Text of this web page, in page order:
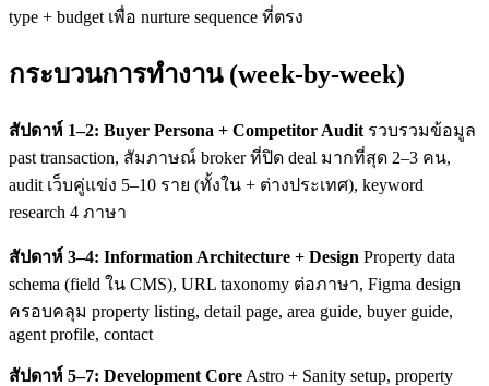
type + budget เพื่อ nurture sequence ที่ตรง
กระบวนการทำงาน (week-by-week)
สัปดาห์ 1–2: Buyer Persona + Competitor Audit รวบรวมข้อมูล
past transaction, สัมภาษณ์ broker ที่ปิด deal มากที่สุด 2–3 คน,
audit เว็บคู่แข่ง 5–10 ราย (ทั้งใน + ต่างประเทศ), keyword
research 4 ภาษา
สัปดาห์ 3–4: Information Architecture + Design Property data
schema (field ใน CMS), URL taxonomy ต่อภาษา, Figma design
ครอบคลุม property listing, detail page, area guide, buyer guide,
agent profile, contact
สัปดาห์ 5–7: Development Core Astro + Sanity setup, property